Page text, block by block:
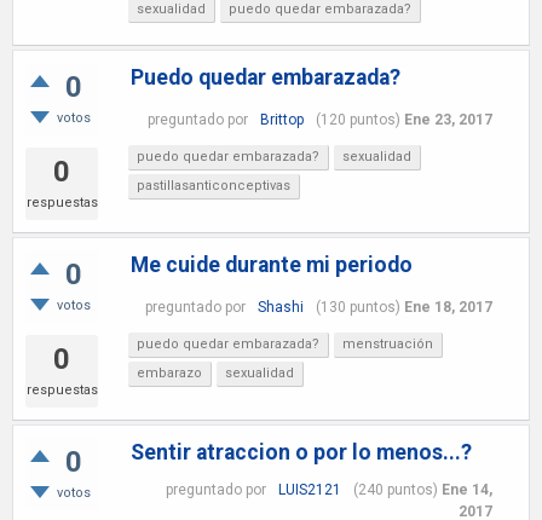
sexualidad puedo quedar embarazada?
0
votos
0
respuestas
Puedo quedar embarazada?
preguntado por Brittop (120 puntos) Ene 23, 2017
puedo quedar embarazada?
sexualidad
pastillasanticonceptivas
0
votos
0
respuestas
Me cuide durante mi periodo
preguntado por Shashi (130 puntos) Ene 18, 2017
puedo quedar embarazada?
menstruación
embarazo
sexualidad
0
votos
Sentir atraccion o por lo menos...?
preguntado por LUIS2121 (240 puntos) Ene 14,
2017